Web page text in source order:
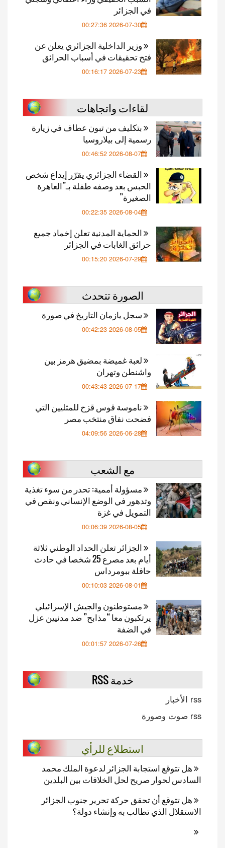
في الجزائر
2026-07-30 00:27:36
وزير الداخلية الجزائري يعلن عن
فتح تحقيقات في أسباب الحرائق
2026-07-23 00:16:17
لقاءات واتجاهات
بتكليف من تبون عطاف في زيارة
رسمية إلى بيلاروسيا
2026-08-07 00:46:52
القضاء الجزائري يقرّر إيداع شخص
الحبس بعد وصفه طفلة بـ”العاهرة
الصغيرة”
2026-08-04 00:22:35
الحماية المدنية تعلن إخماد جميع
حرائق الغابات في الجزائر
2026-07-29 00:15:20
الصورة تتحدث
سجل يازمان التاريخ في صورة
2026-08-05 00:42:23
لعبة غميضة بمضيق هرمز بين
واشنطن وتهران
2026-07-17 00:43:43
ناموسة قوس قزح للمثليين التي
فضحت نفاق منتخب مصر
2026-06-28 04:09:56
مع الشعب
مسؤولة أممية: تحدر من سوء تغذية
وتدهور في الوضع الإنساني ونقص في
التمويل في غزة
2026-08-05 00:06:39
الجزائر تعلن الحداد الوطني ثلاثة
أيام بعد مصرع 25 شخصا في حادث
حافلة ببومرداس
2026-08-01 00:10:03
مستوطنون والجيش الإسرائيلي
يرتكبون معا “مذابح” ضد مدنيين عزل
في الضفة
2026-07-26 00:01:57
خدمة RSS
rss الأخبار
rss صوت وصورة
استطلاع للرأي
هل تتوقع استجابة الجزائر لدعوة الملك محمد
السادس لحوار صريح لحل الخلافات بين البلدين
هل تتوقع أن تحقق حركة تحرير جنوب الجزائر
الاستقلال الذي تطالب به وإنشاء دولة؟